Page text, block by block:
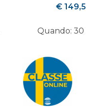
€
Quando: 30